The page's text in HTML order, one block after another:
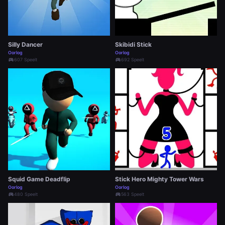
Silly Dancer
Oorlog
sports_esports607 Speelt
Skibidi Stick
Oorlog
sports_esports692 Speelt
Squid Game Deadflip
Oorlog
sports_esports480 Speelt
Stick Hero Mighty Tower Wars
Oorlog
sports_esports563 Speelt